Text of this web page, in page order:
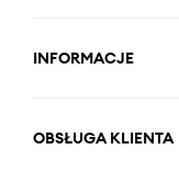
INFORMACJE
OBSŁUGA KLIENTA